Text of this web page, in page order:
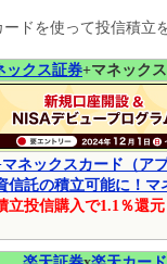
ードを使って投信積立
ックス証券+マネック
ネックスカード（ア
信託の積立可能に！マ
立投信購入で1.1％還